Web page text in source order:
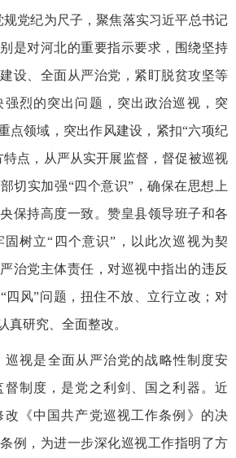
党纪为尺子，聚焦落实习近平总书记
是对河北的重要指示要求，围绕坚持
设、全面从严治党，紧盯脱贫攻坚等
烈的突出问题，突出政治巡视，突
点领域，突出作风建设，紧扣“六项纪
点，从严从实开展监督，督促被巡视
切实加强“四个意识”，确保在思想上
保持高度一致。赞皇县领导班子和各
树立“四个意识”，以此次巡视为契
治党主体责任，对巡视中指出的违反
四风”问题，扭住不放、立行立改；对
真研究、全面整改。
视是全面从严治党的战略性制度安
制度，是党之利剑、国之利器。近
改《中国共产党巡视工作条例》的决
例，为进一步深化巡视工作指明了方